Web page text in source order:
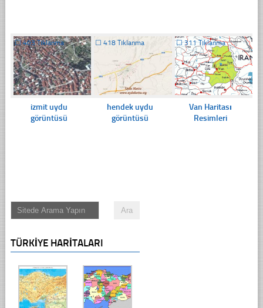
☐403 Tıklanma
izmit uydu
görüntüsü
☐418 Tıklanma
hendek uydu
görüntüsü
☐311 Tıklanma
Van Haritası
Resimleri
TÜRKIYE HARITALARI